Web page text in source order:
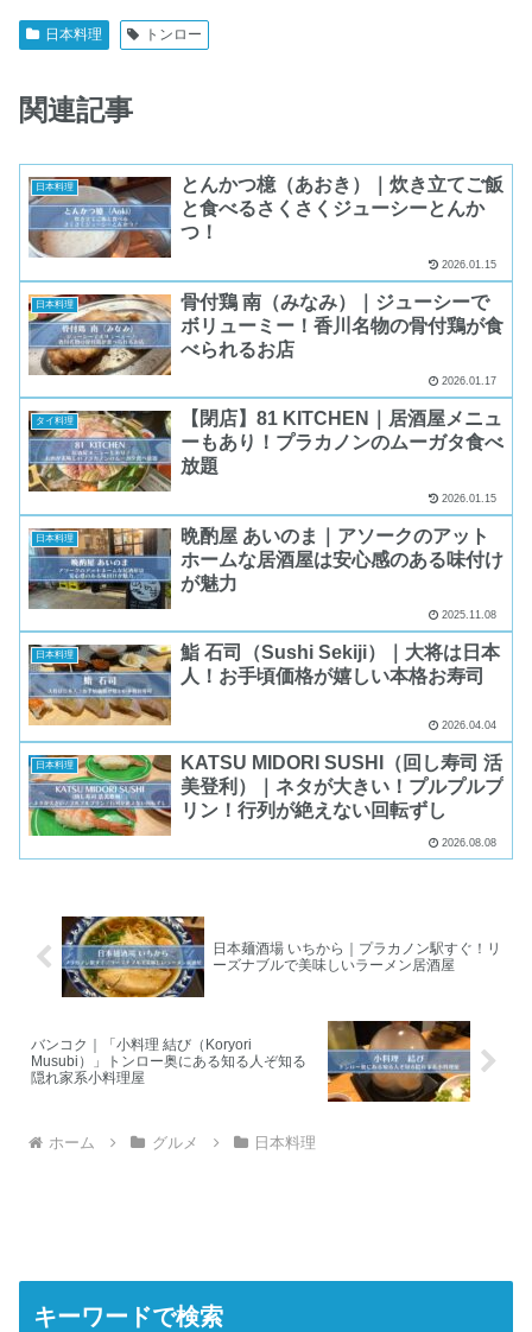
日本料理 トンロー
関連記事
日本料理
とんかつ檍（あおき）｜炊き立てご飯
と食べるさくさくジューシーとんか
つ！
2026.01.15
日本料理
骨付鶏 南（みなみ）｜ジューシーで
ボリューミー！香川名物の骨付鶏が食
べられるお店
2026.01.17
タイ料理
【閉店】81 KITCHEN｜居酒屋メニュ
ーもあり！プラカノンのムーガタ食べ
放題
2026.01.15
日本料理
晩酌屋 あいのま｜アソークのアット
ホームな居酒屋は安心感のある味付け
が魅力
2025.11.08
日本料理
鮨 石司（Sushi Sekiji）｜大将は日本
人！お手頃価格が嬉しい本格お寿司
2026.04.04
日本料理
KATSU MIDORI SUSHI（回し寿司 活
美登利）｜ネタが大きい！プルプルプ
リン！行列が絶えない回転ずし
2026.08.08
日本麺酒場 いちから｜プラカノン駅すぐ！リ
ーズナブルで美味しいラーメン居酒屋
バンコク｜「小料理 結び（Koryori
Musubi）」トンロー奥にある知る人ぞ知る
隠れ家系小料理屋
ホーム グルメ 日本料理
キーワードで検索